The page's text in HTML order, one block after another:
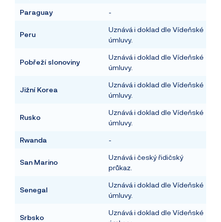
Paraguay -
Peru
Uznává i doklad dle Vídeňské
úmluvy.
Pobřeží slonoviny
Uznává i doklad dle Vídeňské
úmluvy.
Jižní Korea
Uznává i doklad dle Vídeňské
úmluvy.
Rusko
Uznává i doklad dle Vídeňské
úmluvy.
Rwanda -
San Marino
Uznává i český řidičský
průkaz.
Senegal
Uznává i doklad dle Vídeňské
úmluvy.
Srbsko
Uznává i doklad dle Vídeňské